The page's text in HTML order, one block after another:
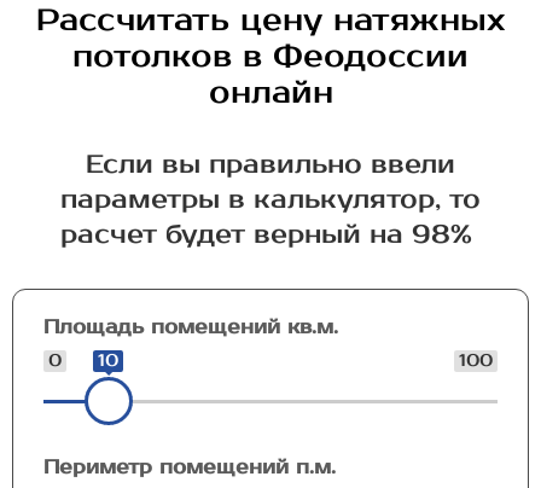
Рассчитать цену натяжных
потолков в Феодоссии
онлайн
Если вы правильно ввели
параметры в калькулятор, то
расчет будет верный на 98%
Площадь помещений кв.м.
0 100
10
Периметр помещений п.м.